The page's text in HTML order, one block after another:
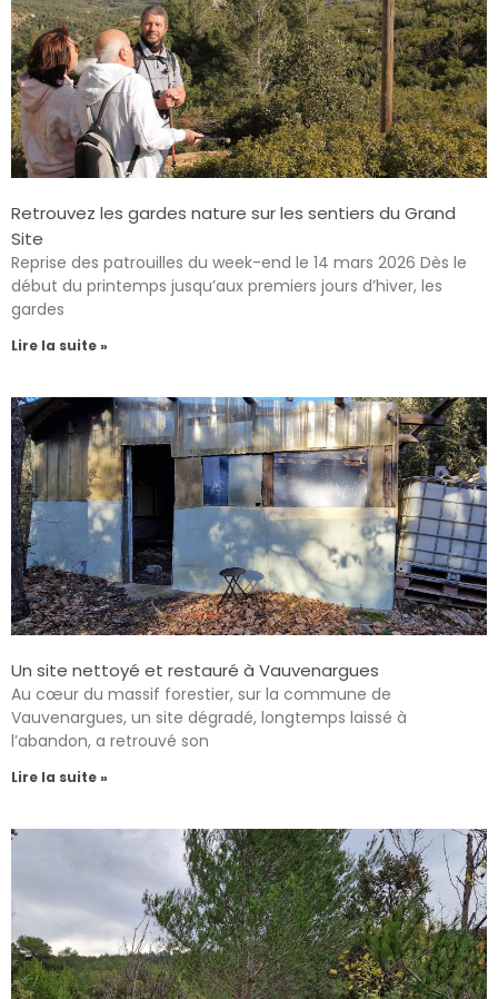
Retrouvez les gardes nature sur les sentiers du Grand
Site
Reprise des patrouilles du week-end le 14 mars 2026 Dès le
début du printemps jusqu’aux premiers jours d’hiver, les
gardes
Lire la suite »
Un site nettoyé et restauré à Vauvenargues
Au cœur du massif forestier, sur la commune de
Vauvenargues, un site dégradé, longtemps laissé à
l’abandon, a retrouvé son
Lire la suite »